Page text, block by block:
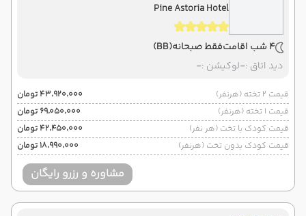
Pine Astoria Hotel
4 شب اقامت فقط صبحانه(BB)
دید اتاق :-لوکیشن :-
قیمت 2 تخته (هرنفر)
۴۳٬۹۲۰٬۰۰۰ تومان
قیمت 1 تخته (هرنفر)
۶۹٬۰۵۰٬۰۰۰ تومان
قیمت کودک با تخت (هر نفر)
۴۲٬۴۵۰٬۰۰۰ تومان
قیمت کودک بدون تخت (هرنفر)
۱۸٬۹۹۰٬۰۰۰ تومان
مشاوره و رزرو رایگان